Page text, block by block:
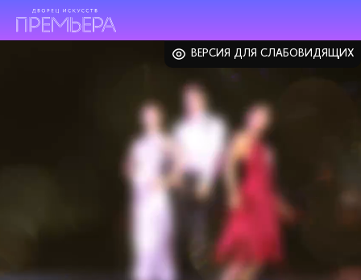
ВЕРСИЯ ДЛЯ СЛАБОВИДЯЩИХ